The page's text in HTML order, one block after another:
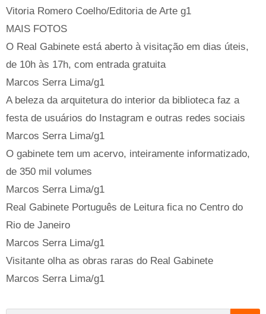
Vitoria Romero Coelho/Editoria de Arte g1
MAIS FOTOS
O Real Gabinete está aberto à visitação em dias úteis,
de 10h às 17h, com entrada gratuita
Marcos Serra Lima/g1
A beleza da arquitetura do interior da biblioteca faz a
festa de usuários do Instagram e outras redes sociais
Marcos Serra Lima/g1
O gabinete tem um acervo, inteiramente informatizado,
de 350 mil volumes
Marcos Serra Lima/g1
Real Gabinete Português de Leitura fica no Centro do
Rio de Janeiro
Marcos Serra Lima/g1
Visitante olha as obras raras do Real Gabinete
Marcos Serra Lima/g1